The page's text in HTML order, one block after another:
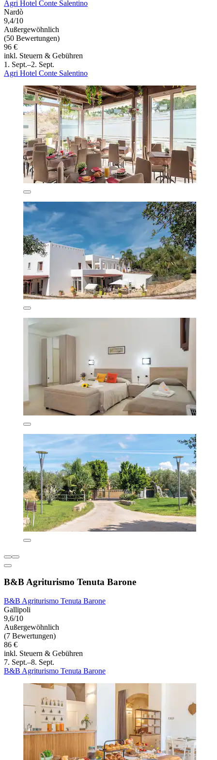
Agri Hotel Conte Salentino
Nardò
9,4/10
Außergewöhnlich
(50 Bewertungen)
96 €
inkl. Steuern & Gebühren
1. Sept.–2. Sept.
Agri Hotel Conte Salentino
B&B Agriturismo Tenuta Barone
B&B Agriturismo Tenuta Barone
Gallipoli
9,6/10
Außergewöhnlich
(7 Bewertungen)
86 €
inkl. Steuern & Gebühren
7. Sept.–8. Sept.
B&B Agriturismo Tenuta Barone